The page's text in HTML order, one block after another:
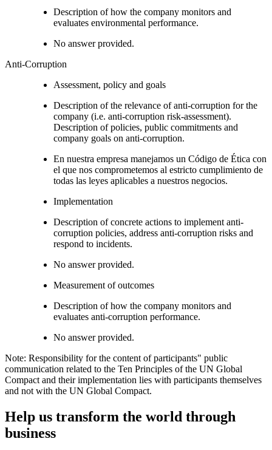
Description of how the company monitors and
evaluates environmental performance.
No answer provided.
Anti-Corruption
Assessment, policy and goals
Description of the relevance of anti-corruption for the
company (i.e. anti-corruption risk-assessment).
Description of policies, public commitments and
company goals on anti-corruption.
En nuestra empresa manejamos un Código de Ética con
el que nos comprometemos al estricto cumplimiento de
todas las leyes aplicables a nuestros negocios.
Implementation
Description of concrete actions to implement anti-
corruption policies, address anti-corruption risks and
respond to incidents.
No answer provided.
Measurement of outcomes
Description of how the company monitors and
evaluates anti-corruption performance.
No answer provided.
Note: Responsibility for the content of participants" public
communication related to the Ten Principles of the UN Global
Compact and their implementation lies with participants themselves
and not with the UN Global Compact.
Help us transform the world through
business